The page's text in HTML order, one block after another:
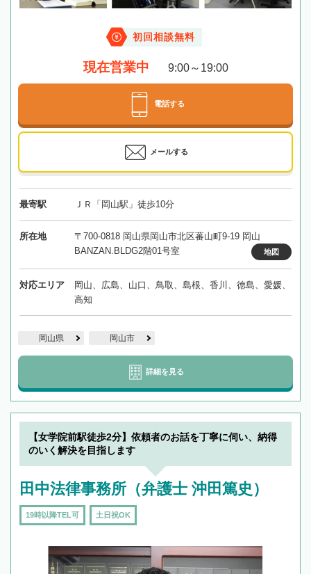
初回相談無料
現在営業中 9:00～19:00
電話する
メールする
最寄駅 ＪＲ「岡山駅」徒歩10分
所在地
〒700-0818 岡山県岡山市北区蕃山町9-19 岡山
BANZAN.BLDG2階01号室
地図
対応エリア
岡山、広島、山口、鳥取、島根、香川、徳島、愛媛、
高知
岡山県 岡山市
詳細を見る
【女学院前駅徒歩2分】依頼者のお話を丁寧に伺い、納得
のいく解決を目指します
田中法律事務所（弁護士 沖田篤史）
19時以降TEL可 土日祝OK